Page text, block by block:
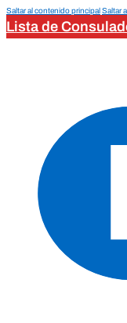
Saltar al contenido principalSaltar
Lista de